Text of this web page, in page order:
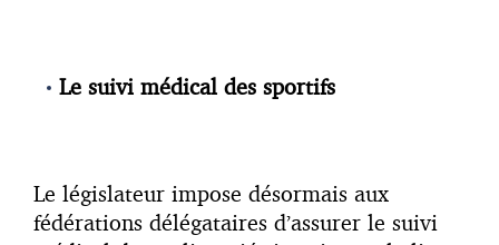
Le suivi médical des sportifs
Le législateur impose désormais aux
fédérations délégataires d’assurer le suivi